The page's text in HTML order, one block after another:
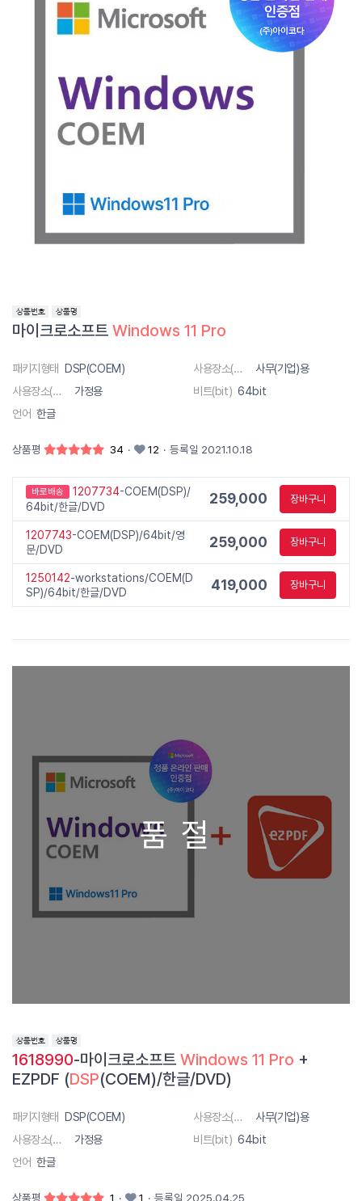
마이크로소프트 Windows 11 Pro
패키지형태 DSP(COEM) 사용장소(대상)
사무(기업)용
사용장소(대상)
가정용 비트(bit) 64bit
언어 한글
상품평 34 · 12 · 등록일 2021.10.18
바로배송 1207734-COEM(DSP)/
64bit/한글/DVD
259,000 장바구니
1207743-COEM(DSP)/64bit/영
문/DVD
259,000 장바구니
1250142-workstations/COEM(D
SP)/64bit/한글/DVD
419,000 장바구니
품절
1618990-마이크로소프트 Windows 11 Pro +
EZPDF (DSP(COEM)/한글/DVD)
패키지형태 DSP(COEM) 사용장소(대상)
사무(기업)용
사용장소(대상)
가정용 비트(bit) 64bit
언어 한글
상품평 1 · 1 · 등록일 2025.04.25